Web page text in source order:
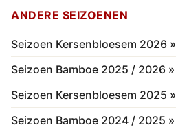
ANDERE SEIZOENEN
Seizoen Kersenbloesem 2026 »
Seizoen Bamboe 2025 / 2026 »
Seizoen Kersenbloesem 2025 »
Seizoen Bamboe 2024 / 2025 »